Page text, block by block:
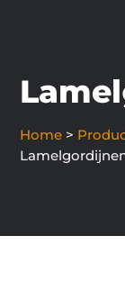
Lamel
Home >